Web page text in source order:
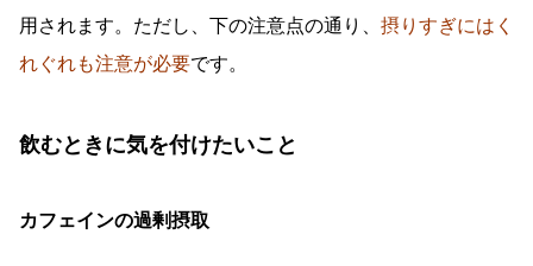
用されます。ただし、下の注意点の通り、 摂りすぎにはく
れぐれも注意が必要です。
飲むときに気を付けたいこと
カフェインの過剰摂取